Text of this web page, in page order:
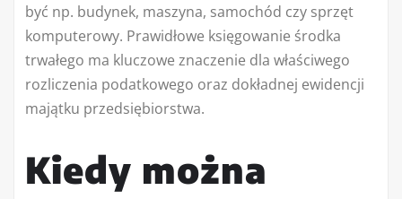
być np. budynek, maszyna, samochód czy sprzęt
komputerowy. Prawidłowe księgowanie środka
trwałego ma kluczowe znaczenie dla właściwego
rozliczenia podatkowego oraz dokładnej ewidencji
majątku przedsiębiorstwa.
Kiedy można